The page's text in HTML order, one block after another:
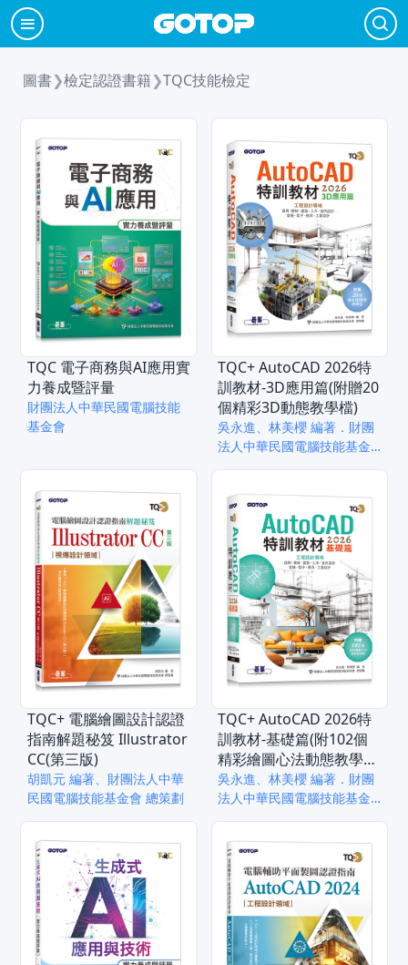
圖書❯檢定認證書籍❯TQC技能檢定
TQC 電子商務與AI應用實
力養成暨評量
財團法人中華民國電腦技能
基金會
TQC+ AutoCAD 2026特
訓教材-3D應用篇(附贈20
個精彩3D動態教學檔)
吳永進、林美櫻 編著．財團
法人中華民國電腦技能基金
TQC+ 電腦繪圖設計認證
指南解題秘笈 Illustrator
CC(第三版)
胡凱元 編著、財團法人中華
民國電腦技能基金會 總策劃
TQC+ AutoCAD 2026特
訓教材-基礎篇(附102個
精彩繪圖心法動態教學
檔)
吳永進、林美櫻 編著．財團
法人中華民國電腦技能基金